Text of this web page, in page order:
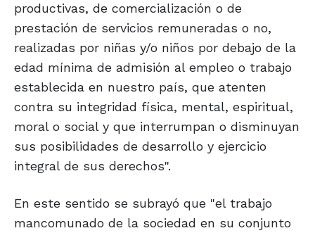
productivas, de comercialización o de
prestación de servicios remuneradas o no,
realizadas por niñas y/o niños por debajo de la
edad mínima de admisión al empleo o trabajo
establecida en nuestro país, que atenten
contra su integridad física, mental, espiritual,
moral o social y que interrumpan o disminuyan
sus posibilidades de desarrollo y ejercicio
integral de sus derechos".
En este sentido se subrayó que "el trabajo
mancomunado de la sociedad en su conjunto